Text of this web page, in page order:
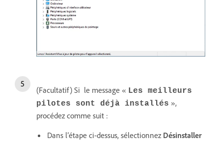
(Facultatif) Si le message « Les meilleurs
pilotes sont déjà installés »,
procédez comme suit :
Dans l’étape ci-dessus, sélectionnez Désinstaller